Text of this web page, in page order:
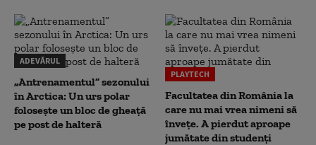
ADEVĂRUL
„Antrenamentul” sezonului
în Arctica: Un urs polar
folosește un bloc de gheață
pe post de halteră
PLAYTECH
Facultatea din România la
care nu mai vrea nimeni să
înveţe. A pierdut aproape
jumătate din studenţi